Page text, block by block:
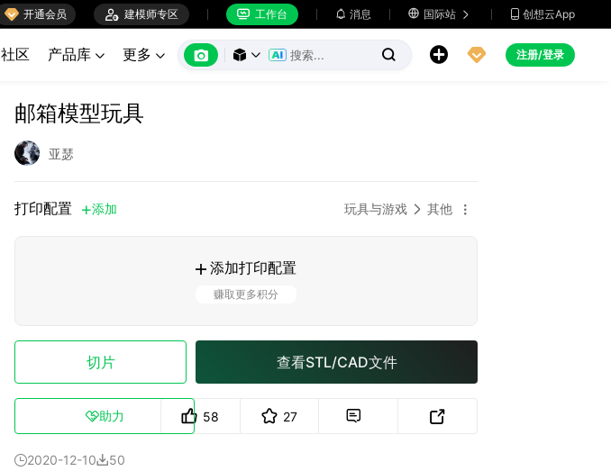
 开通会员  建模师专区  工作台  消息  国际站   创想云App
社区 产品库  更多        注册/登录
邮箱模型玩具
亚瑟
打印配置 添加 玩具与游戏  其他 
 添加打印配置
赚取更多积分
切片 查看STL/CAD文件
助力 58 27  
2020-12-1050